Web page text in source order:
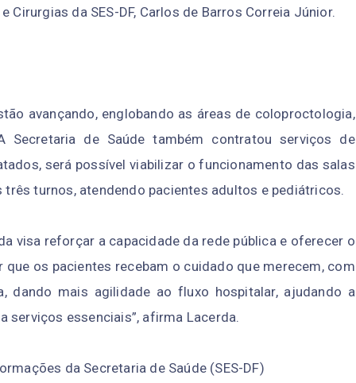
da SES-DF, Carlos de Barros Correia Júnior.
avançando, englobando as áreas de coloproctologia,
Secretaria de Saúde também contratou serviços de
será possível viabilizar o funcionamento das salas
turnos, atendendo pacientes adultos e pediátricos.
visa reforçar a capacidade da rede pública e oferecer o
os pacientes recebam o cuidado que merecem, com
dando mais agilidade ao fluxo hospitalar, ajudando a
serviços essenciais”, afirma Lacerda.
da Secretaria de Saúde (SES-DF)